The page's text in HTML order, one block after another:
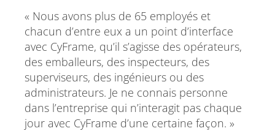
« Nous avons plus de 65 employés et
chacun d’entre eux a un point d’interface
avec CyFrame, qu’il s’agisse des opérateurs,
des emballeurs, des inspecteurs, des
superviseurs, des ingénieurs ou des
administrateurs. Je ne connais personne
dans l’entreprise qui n’interagit pas chaque
jour avec CyFrame d’une certaine façon. »